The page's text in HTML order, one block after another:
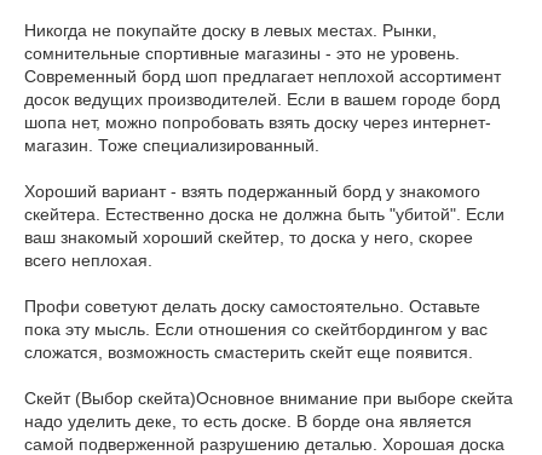
Никогда не покупайте доску в левых местах. Рынки,
сомнительные спортивные магазины - это не уровень.
Современный борд шоп предлагает неплохой ассортимент
досок ведущих производителей. Если в вашем городе борд
шопа нет, можно попробовать взять доску через интернет-
магазин. Тоже специализированный.
Хороший вариант - взять подержанный борд у знакомого
скейтера. Естественно доска не должна быть "убитой". Если
ваш знакомый хороший скейтер, то доска у него, скорее
всего неплохая.
Профи советуют делать доску самостоятельно. Оставьте
пока эту мысль. Если отношения со скейтбордингом у вас
сложатся, возможность смастерить скейт еще появится.
Скейт (Выбор скейта)Основное внимание при выборе скейта
надо уделить деке, то есть доске. В борде она является
самой подверженной разрушению деталью. Хорошая доска